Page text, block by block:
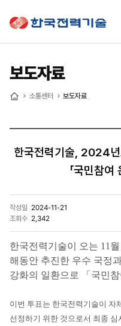
보도자료
소통센터 보도자료
한국전력기술, 2024
「국민참여
작성일 2024-11-21
조회수 2,342
한국전력기술이 오는 11
해동안 추진한 우수 국정
강화의 일환으로 「국민
이번 투표는 한국전력기술이 자
선정하기 위한 것으로서 최종